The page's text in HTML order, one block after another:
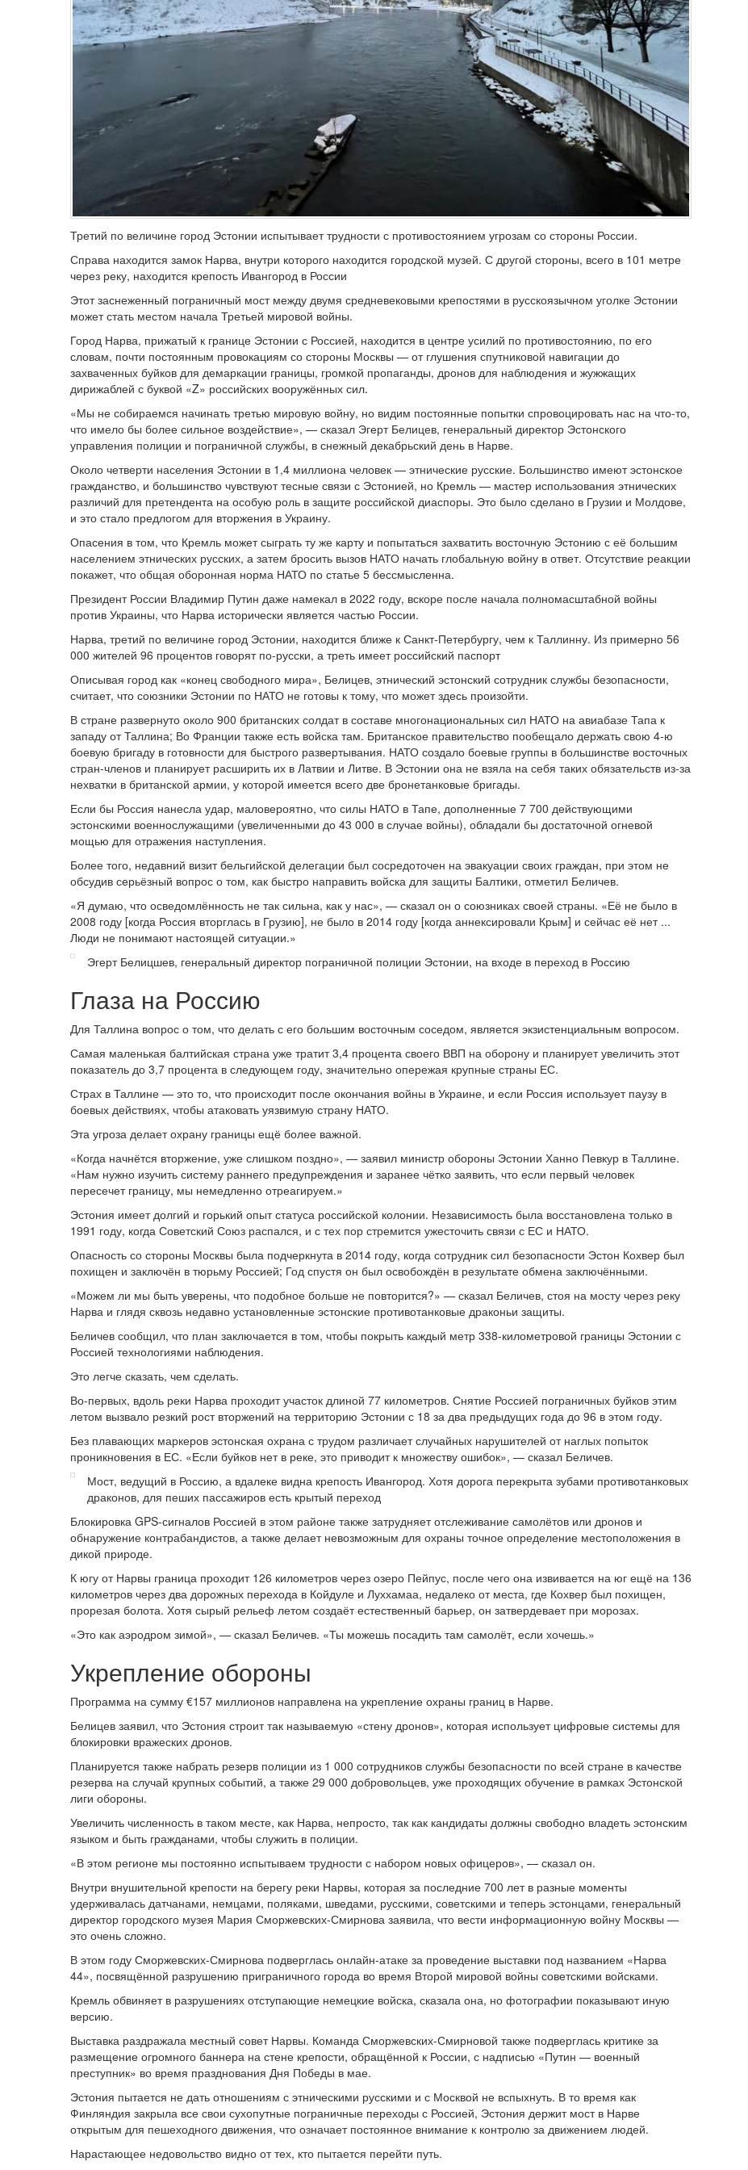
Третий по величине город Эстонии испытывает трудности с противостоянием угрозам со стороны России.
Справа находится замок Нарва, внутри которого находится городской музей. С другой стороны, всего в 101 метре
через реку, находится крепость Ивангород в России
Этот заснеженный пограничный мост между двумя средневековыми крепостями в русскоязычном уголке Эстонии
может стать местом начала Третьей мировой войны.
Город Нарва, прижатый к границе Эстонии с Россией, находится в центре усилий по противостоянию, по его
словам, почти постоянным провокациям со стороны Москвы — от глушения спутниковой навигации до
захваченных буйков для демаркации границы, громкой пропаганды, дронов для наблюдения и жужжащих
дирижаблей с буквой «Z» российских вооружённых сил.
«Мы не собираемся начинать третью мировую войну, но видим постоянные попытки спровоцировать нас на что-то,
что имело бы более сильное воздействие», — сказал Эгерт Белицев, генеральный директор Эстонского
управления полиции и пограничной службы, в снежный декабрьский день в Нарве.
Около четверти населения Эстонии в 1,4 миллиона человек — этнические русские. Большинство имеют эстонское
гражданство, и большинство чувствуют тесные связи с Эстонией, но Кремль — мастер использования этнических
различий для претендента на особую роль в защите российской диаспоры. Это было сделано в Грузии и Молдове,
и это стало предлогом для вторжения в Украину.
Опасения в том, что Кремль может сыграть ту же карту и попытаться захватить восточную Эстонию с её большим
населением этнических русских, а затем бросить вызов НАТО начать глобальную войну в ответ. Отсутствие реакции
покажет, что общая оборонная норма НАТО по статье 5 бессмысленна.
Президент России Владимир Путин даже намекал в 2022 году, вскоре после начала полномасштабной войны
против Украины, что Нарва исторически является частью России.
Нарва, третий по величине город Эстонии, находится ближе к Санкт-Петербургу, чем к Таллинну. Из примерно 56
000 жителей 96 процентов говорят по-русски, а треть имеет российский паспорт
Описывая город как «конец свободного мира», Белицев, этнический эстонский сотрудник службы безопасности,
считает, что союзники Эстонии по НАТО не готовы к тому, что может здесь произойти.
В стране развернуто около 900 британских солдат в составе многонациональных сил НАТО на авиабазе Тапа к
западу от Таллина; Во Франции также есть войска там. Британское правительство пообещало держать свою 4-ю
боевую бригаду в готовности для быстрого развертывания. НАТО создало боевые группы в большинстве восточных
стран-членов и планирует расширить их в Латвии и Литве. В Эстонии она не взяла на себя таких обязательств из-за
нехватки в британской армии, у которой имеется всего две бронетанковые бригады.
Если бы Россия нанесла удар, маловероятно, что силы НАТО в Тапе, дополненные 7 700 действующими
эстонскими военнослужащими (увеличенными до 43 000 в случае войны), обладали бы достаточной огневой
мощью для отражения наступления.
Более того, недавний визит бельгийской делегации был сосредоточен на эвакуации своих граждан, при этом не
обсудив серьёзный вопрос о том, как быстро направить войска для защиты Балтики, отметил Беличев.
«Я думаю, что осведомлённость не так сильна, как у нас», — сказал он о союзниках своей страны. «Её не было в
2008 году [когда Россия вторглась в Грузию], не было в 2014 году [когда аннексировали Крым] и сейчас её нет ...
Люди не понимают настоящей ситуации.»
Эгерт Белицшев, генеральный директор пограничной полиции Эстонии, на входе в переход в Россию
Глаза на Россию
Для Таллина вопрос о том, что делать с его большим восточным соседом, является экзистенциальным вопросом.
Самая маленькая балтийская страна уже тратит 3,4 процента своего ВВП на оборону и планирует увеличить этот
показатель до 3,7 процента в следующем году, значительно опережая крупные страны ЕС.
Страх в Таллине — это то, что происходит после окончания войны в Украине, и если Россия использует паузу в
боевых действиях, чтобы атаковать уязвимую страну НАТО.
Эта угроза делает охрану границы ещё более важной.
«Когда начнётся вторжение, уже слишком поздно», — заявил министр обороны Эстонии Ханно Певкур в Таллине.
«Нам нужно изучить систему раннего предупреждения и заранее чётко заявить, что если первый человек
пересечет границу, мы немедленно отреагируем.»
Эстония имеет долгий и горький опыт статуса российской колонии. Независимость была восстановлена только в
1991 году, когда Советский Союз распался, и с тех пор стремится ужесточить связи с ЕС и НАТО.
Опасность со стороны Москвы была подчеркнута в 2014 году, когда сотрудник сил безопасности Эстон Кохвер был
похищен и заключён в тюрьму Россией; Год спустя он был освобождён в результате обмена заключёнными.
«Можем ли мы быть уверены, что подобное больше не повторится?» — сказал Беличев, стоя на мосту через реку
Нарва и глядя сквозь недавно установленные эстонские противотанковые драконьи защиты.
Беличев сообщил, что план заключается в том, чтобы покрыть каждый метр 338-километровой границы Эстонии с
Россией технологиями наблюдения.
Это легче сказать, чем сделать.
Во-первых, вдоль реки Нарва проходит участок длиной 77 километров. Снятие Россией пограничных буйков этим
летом вызвало резкий рост вторжений на территорию Эстонии с 18 за два предыдущих года до 96 в этом году.
Без плавающих маркеров эстонская охрана с трудом различает случайных нарушителей от наглых попыток
проникновения в ЕС. «Если буйков нет в реке, это приводит к множеству ошибок», — сказал Беличев.
Мост, ведущий в Россию, а вдалеке видна крепость Ивангород. Хотя дорога перекрыта зубами противотанковых
драконов, для пеших пассажиров есть крытый переход
Блокировка GPS-сигналов Россией в этом районе также затрудняет отслеживание самолётов или дронов и
обнаружение контрабандистов, а также делает невозможным для охраны точное определение местоположения в
дикой природе.
К югу от Нарвы граница проходит 126 километров через озеро Пейпус, после чего она извивается на юг ещё на 136
километров через два дорожных перехода в Койдуле и Луххамаа, недалеко от места, где Кохвер был похищен,
прорезая болота. Хотя сырый рельеф летом создаёт естественный барьер, он затвердевает при морозах.
«Это как аэродром зимой», — сказал Беличев. «Ты можешь посадить там самолёт, если хочешь.»
Укрепление обороны
Программа на сумму €157 миллионов направлена на укрепление охраны границ в Нарве.
Белицев заявил, что Эстония строит так называемую «стену дронов», которая использует цифровые системы для
блокировки вражеских дронов.
Планируется также набрать резерв полиции из 1 000 сотрудников службы безопасности по всей стране в качестве
резерва на случай крупных событий, а также 29 000 добровольцев, уже проходящих обучение в рамках Эстонской
лиги обороны.
Увеличить численность в таком месте, как Нарва, непросто, так как кандидаты должны свободно владеть эстонским
языком и быть гражданами, чтобы служить в полиции.
«В этом регионе мы постоянно испытываем трудности с набором новых офицеров», — сказал он.
Внутри внушительной крепости на берегу реки Нарвы, которая за последние 700 лет в разные моменты
удерживалась датчанами, немцами, поляками, шведами, русскими, советскими и теперь эстонцами, генеральный
директор городского музея Мария Сморжевских-Смирнова заявила, что вести информационную войну Москвы —
это очень сложно.
В этом году Сморжевских-Смирнова подверглась онлайн-атаке за проведение выставки под названием «Нарва
44», посвящённой разрушению приграничного города во время Второй мировой войны советскими войсками.
Кремль обвиняет в разрушениях отступающие немецкие войска, сказала она, но фотографии показывают иную
версию.
Выставка раздражала местный совет Нарвы. Команда Сморжевских-Смирновой также подверглась критике за
размещение огромного баннера на стене крепости, обращённой к России, с надписью «Путин — военный
преступник» во время празднования Дня Победы в мае.
Эстония пытается не дать отношениям с этническими русскими и с Москвой не вспыхнуть. В то время как
Финляндия закрыла все свои сухопутные пограничные переходы с Россией, Эстония держит мост в Нарве
открытым для пешеходного движения, что означает постоянное внимание к контролю за движением людей.
Нарастающее недовольство видно от тех, кто пытается перейти путь.